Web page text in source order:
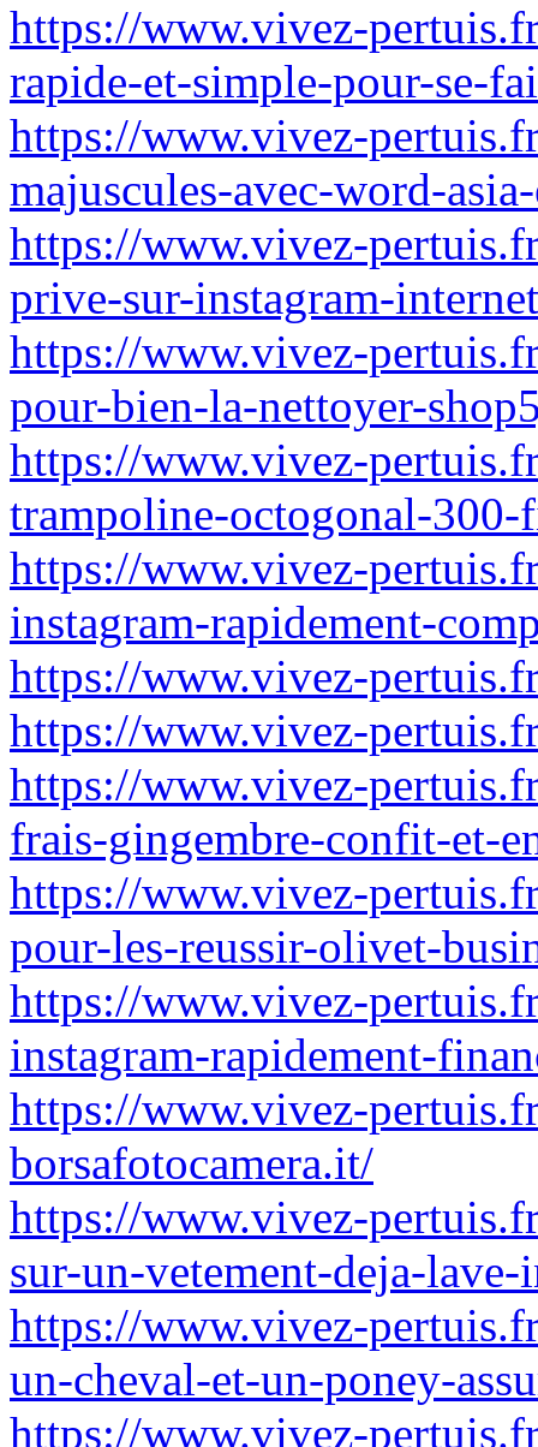
https://www.vivez-
rapide-et-simple-pour-se-
https://www.vivez-
majuscules-avec-word-
https://www.vivez-
prive-sur-instagram-
https://www.vivez-
pour-bien-la-nettoyer-
https://www.vivez-
trampoline-octogonal-300-
https://www.vivez-
instagram-rapidement-
https://www.vivez-
https://www.vivez-
https://www.vivez-
frais-gingembre-confit-et-
https://www.vivez-
pour-les-reussir-olivet-
https://www.vivez-
instagram-rapidement-
https://www.vivez-
borsafotocamera.it/
https://www.vivez-
sur-un-vetement-deja-
https://www.vivez-
un-cheval-et-un-poney-
https://www.vivez-